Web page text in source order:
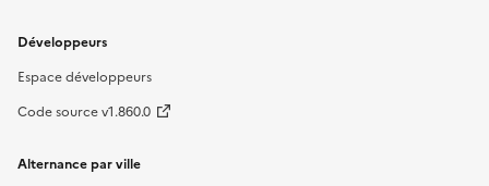
Développeurs
Espace développeurs
Code source v1.860.0
Alternance par ville